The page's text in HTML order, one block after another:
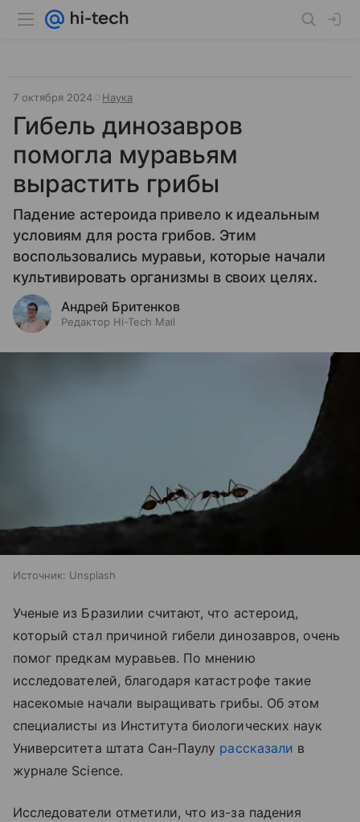
7 октября 2024 Наука
Гибель динозавров
помогла муравьям
вырастить грибы
Падение астероида привело к идеальным
условиям для роста грибов. Этим
воспользовались муравьи, которые начали
культивировать организмы в своих целях.
Андрей Бритенков
Редактор Hi-Tech Mail
Источник: Unsplash
Ученые из Бразилии считают, что астероид,
который стал причиной гибели динозавров, очень
помог предкам муравьев. По мнению
исследователей, благодаря катастрофе такие
насекомые начали выращивать грибы. Об этом
специалисты из Института биологических наук
Университета штата Сан-Паулу рассказали в
журнале Science.
Исследователи отметили, что из-за падения